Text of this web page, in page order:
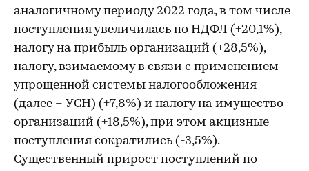
аналогичному периоду 2022 года, в том числе
поступления увеличилась по НДФЛ (+20,1%),
налогу на прибыль организаций (+28,5%),
налогу, взимаемому в связи с применением
упрощенной системы налогообложения
(далее – УСН) (+7,8%) и налогу на имущество
организаций (+18,5%), при этом акцизные
поступления сократились (-3,5%).
Существенный прирост поступлений по